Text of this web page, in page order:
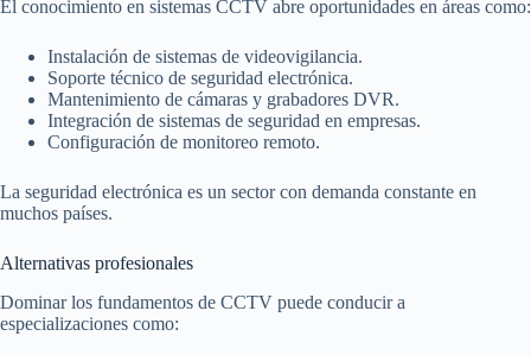
El conocimiento en sistemas CCTV abre oportunidades en áreas como:
Instalación de sistemas de videovigilancia.
Soporte técnico de seguridad electrónica.
Mantenimiento de cámaras y grabadores DVR.
Integración de sistemas de seguridad en empresas.
Configuración de monitoreo remoto.
La seguridad electrónica es un sector con demanda constante en
muchos países.
Alternativas profesionales
Dominar los fundamentos de CCTV puede conducir a
especializaciones como: